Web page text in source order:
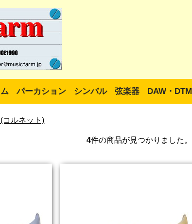
パーカション シンバル 弦楽器 DAW・DTM
コルネット)
4件の商品が見つかりました。